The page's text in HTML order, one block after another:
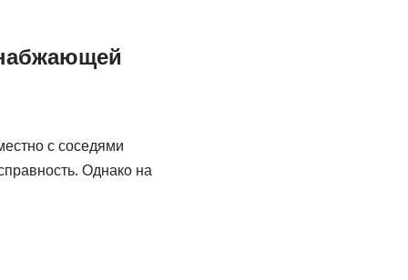
с соседями
Однако на